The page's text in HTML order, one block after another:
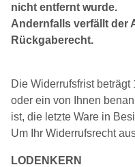
nicht entfernt wurde.
Andernfalls verfällt der
Rückgaberecht.
Die Widerrufsfrist beträgt
oder ein von Ihnen
ist, die letzte Ware in
Um Ihr Widerrufsrecht
LODENKERN